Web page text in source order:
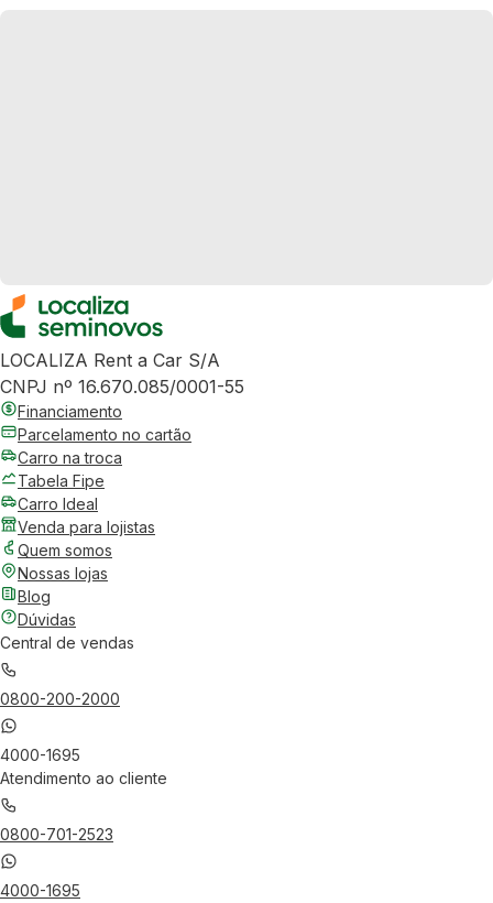
LOCALIZA Rent a Car S/A
CNPJ nº 16.670.085/0001-55
Financiamento
Parcelamento no cartão
Carro na troca
Tabela Fipe
Carro Ideal
Venda para lojistas
Quem somos
Nossas lojas
Blog
Dúvidas
Central de vendas
0800-200-2000
4000-1695
Atendimento ao cliente
0800-701-2523
4000-1695